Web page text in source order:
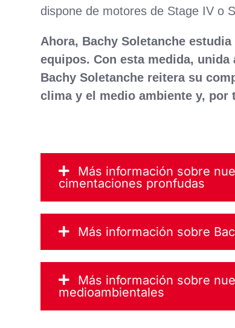
dispone de motores de Stage IV o
Ahora, Bachy Soletanche
equipos. Con esta medida,
Bachy Soletanche reitera su
clima y el medio ambiente y, por
Más información sobre
cimentaciones pronfudas
Más información sobre
Más información sobre
medioambientales